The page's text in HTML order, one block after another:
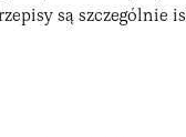
są szczególnie